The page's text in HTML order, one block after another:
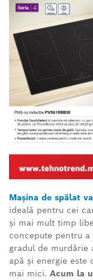
Mașina de spălat
ideală pentru cei
și mai mult timp
concepute pentru
gradul de murdărie
apă și energie este
mai mici. Acum la